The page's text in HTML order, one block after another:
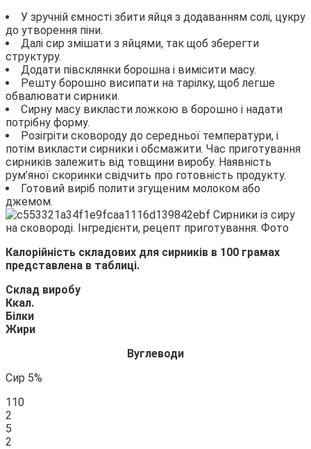
У зручній ємності збити яйця з додаванням солі, цукру
до утворення піни.
Далі сир змішати з яйцями, так щоб зберегти
структуру.
Додати півсклянки борошна і вимісити масу.
Решту борошно висипати на тарілку, щоб легше
обвалювати сирники.
Сирну масу викласти ложкою в борошно і надати
потрібну форму.
Розігріти сковороду до середньої температури, і
потім викласти сирники і обсмажити. Час приготування
сирників залежить від товщини виробу. Наявність
рум’яної скоринки свідчить про готовність продукту.
Готовий виріб полити згущеним молоком або
джемом.
Калорійність складових для сирників в 100 грамах
представлена в таблиці.
Склад виробу
Ккал.
Білки
Жири
Вуглеводи
Сир 5%
110
2
5
2